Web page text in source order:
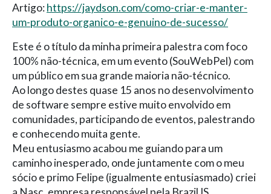
Artigo:https://jaydson.com/como-criar-e-manter-
um-produto-organico-e-genuino-de-sucesso/
Este é o título da minha primeira palestra com foco
100% não-técnica, em um evento (SouWebPel) com
um público em sua grande maioria não-técnico.
Ao longo destes quase 15 anos no desenvolvimento
de software sempre estive muito envolvido em
comunidades, participando de eventos, palestrando
e conhecendo muita gente.
Meu entusiasmo acabou me guiando para um
caminho inesperado, onde juntamente com o meu
sócio e primo Felipe (igualmente entusiasmado) criei